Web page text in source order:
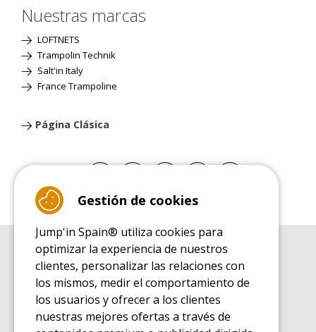
Nuestras marcas
LOFTNETS
Trampolin Technik
Salt'in Italy
France Trampoline
Página Clásica
GUÍA DE COMPRA
Guía de compra para las camas elásticas de ocio
GUÍA DE INSTALACIÓN
Guía de montaje para la cama elástica de ocio
GUÍA DE MANTENIMIENTO
Gestión de cookies
Jump'in Spain® utiliza cookies para
optimizar la experiencia de nuestros
clientes, personalizar las relaciones con
los mismos, medir el comportamiento de
los usuarios y ofrecer a los clientes
nuestras mejores ofertas a través de